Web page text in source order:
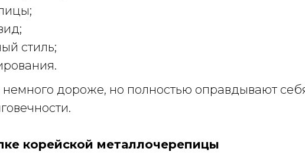
стиль;
немного дороже, но полностью оправдывают
корейской металлочерепицы